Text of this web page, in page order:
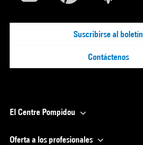
Suscribirse al boletín
Contáctenos
El Centre Pompidou
Oferta a los profesionales